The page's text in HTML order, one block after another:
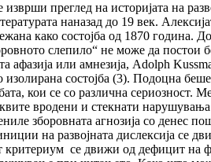
изврши преглед на историјата на
наназад до 19 век.
како состојба од 1870 година.
слепило“ не може да постои
афазија или амнезија, Adolph
изолирана состојба (3). Подоцна
кои се со различна сериозност.
вродени и стекнати
зборовната агнозија со денес
на развојната дислексија се
се движи од дефицит на